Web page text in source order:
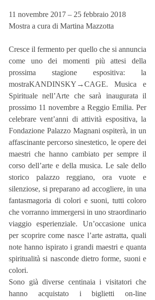
11 novembre 2017 – 25 febbraio 2018
Mostra a cura di Martina Mazzotta
Cresce il fermento per quello che si annuncia
come uno dei momenti più attesi della
prossima stagione espositiva: la
mostraKANDINSKY→CAGE. Musica e
Spirituale nell’Arte che sarà inaugurata il
prossimo 11 novembre a Reggio Emilia. Per
celebrare vent’anni di attività espositiva, la
Fondazione Palazzo Magnani ospiterà, in un
affascinante percorso sinestetico, le opere dei
maestri che hanno cambiato per sempre il
corso dell’arte e della musica. Le sale dello
storico palazzo reggiano, ora vuote e
silenziose, si preparano ad accogliere, in una
fantasmagoria di colori e suoni, tutti coloro
che vorranno immergersi in uno straordinario
viaggio esperienziale. Un’occasione unica
per scoprire come nasce l’arte astratta, quali
note hanno ispirato i grandi maestri e quanta
spiritualità si nasconde dietro forme, suoni e
colori.
Sono già diverse centinaia i visitatori che
hanno acquistato i biglietti on-line